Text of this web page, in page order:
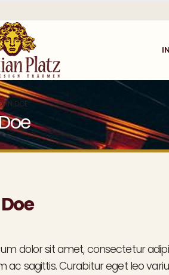
DOE
dolor sit amet, consectetur
ac sagittis. Curabitur eget leo